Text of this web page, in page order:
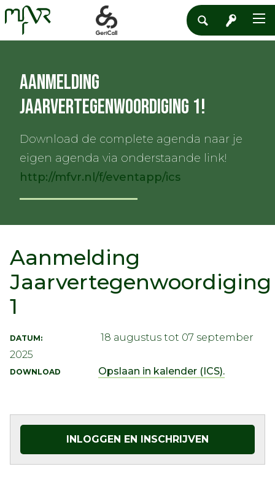
Aanmelding
Jaarvertegenwoordiging 1!
Download de complete agenda naar je
eigen agenda via onderstaande link!
http://mfvr.nl/f/eventapp/ics
Aanmelding
Jaarvertegenwoordiging
1
DATUM:
18 augustus tot 07 september
2025
DOWNLOAD Opslaan in kalender (ICS).
INLOGGEN EN INSCHRIJVEN